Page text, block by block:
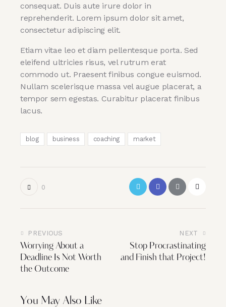
consequat. Duis aute irure dolor in
reprehenderit. Lorem ipsum dolor sit amet,
consectetur adipiscing elit.
Etiam vitae leo et diam pellentesque porta. Sed
eleifend ultricies risus, vel rutrum erat
commodo ut. Praesent finibus congue euismod.
Nullam scelerisque massa vel augue placerat, a
tempor sem egestas. Curabitur placerat finibus
lacus.
blog business coaching market
0
Post
navigation
PREVIOUS
Worrying About a
Deadline Is Not Worth
the Outcome
NEXT
Stop Procrastinating
and Finish that Project!
You May Also Like